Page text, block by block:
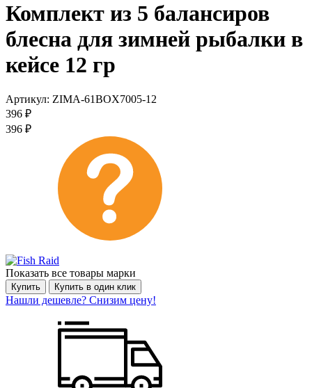
Комплект из 5 балансиров
блесна для зимней рыбалки в
кейсе 12 гр
Артикул: ZIMA-61BOX7005-12
396 ₽
396 ₽
Показать все товары марки
Купить Купить в один клик
Нашли дешевле? Снизим цену!